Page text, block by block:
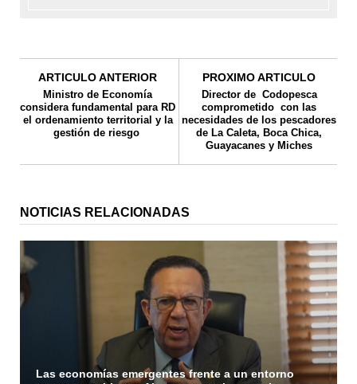
ARTICULO ANTERIOR
Ministro de Economía
considera fundamental para RD
el ordenamiento territorial y la
gestión de riesgo
PROXIMO ARTICULO
Director de Codopesca
comprometido con las
necesidades de los pescadores
de La Caleta, Boca Chica,
Guayacanes y Miches
NOTICIAS RELACIONADAS
Las economías emergentes frente a un entorno